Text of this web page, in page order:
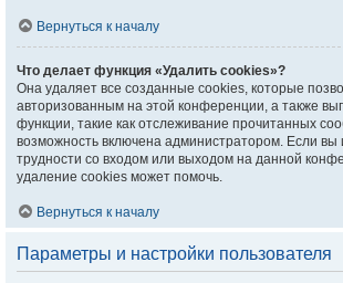
Вернуться к началу
Что делает функция «Удалить cookies»?
Она удаляет все созданные cookies, которые
авторизованным на этой конференции, а также
функции, такие как отслеживание прочитанных
возможность включена администратором. Если вы
трудности со входом или выходом на данной
удаление cookies может помочь.
Вернуться к началу
Параметры и настройки пользователя